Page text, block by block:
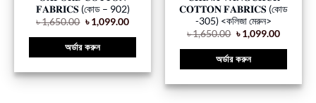
𝐅𝐀𝐁𝐑𝐈𝐂𝐒 (কোড – 902)
৳1,650.00 ৳1,099.00
অর্ডার করুন
𝐂𝐎𝐓𝐓𝐎𝐍 𝐅𝐀𝐁𝐑𝐈𝐂𝐒 (কোড
-305) <কলিজা মেরুন>
৳1,650.00 ৳1,099.00
অর্ডার করুন